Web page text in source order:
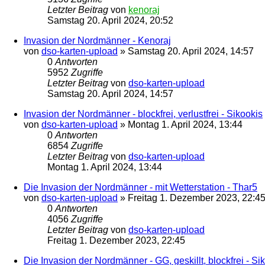
Letzter Beitrag von kenoraj
Samstag 20. April 2024, 20:52
Invasion der Nordmänner - Kenoraj
von dso-karten-upload » Samstag 20. April 2024, 14:57
0Antworten
5952Zugriffe
Letzter Beitrag von dso-karten-upload
Samstag 20. April 2024, 14:57
Invasion der Nordmänner - blockfrei, verlustfrei - Sikookis
von dso-karten-upload » Montag 1. April 2024, 13:44
0Antworten
6854Zugriffe
Letzter Beitrag von dso-karten-upload
Montag 1. April 2024, 13:44
Die Invasion der Nordmänner - mit Wetterstation - Thar5
von dso-karten-upload » Freitag 1. Dezember 2023, 22:45
0Antworten
4056Zugriffe
Letzter Beitrag von dso-karten-upload
Freitag 1. Dezember 2023, 22:45
Die Invasion der Nordmänner - GG, geskillt, blockfrei -